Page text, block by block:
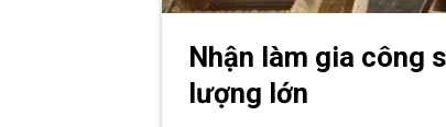
Nhận làm gia công
lượng lớn